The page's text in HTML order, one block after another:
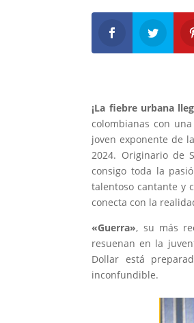
¡La fiebre urbana
colombianas con
joven exponente de
2024. Originario de
consigo toda la
talentoso cantante y
conecta con la
«Guerra», su más
resuenan en la
Dollar está
inconfundible.